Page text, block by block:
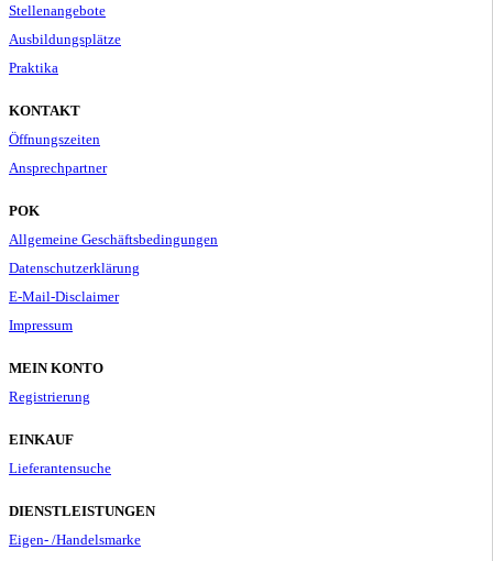
Stellenangebote
Ausbildungsplätze
Praktika
KONTAKT
Öffnungszeiten
Ansprechpartner
POK
Allgemeine Geschäftsbedingungen
Datenschutzerklärung
E-Mail-Disclaimer
Impressum
MEIN KONTO
Registrierung
EINKAUF
Lieferantensuche
DIENSTLEISTUNGEN
Eigen- /Handelsmarke